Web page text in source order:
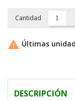
Cantidad
 Últimas
DESCRIPCIÓN